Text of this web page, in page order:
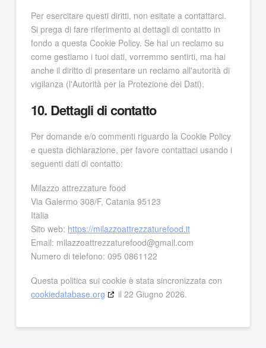
Per esercitare questi diritti, non esitate a contattarci.
Si prega di fare riferimento ai dettagli di contatto in
fondo a questa Cookie Policy. Se hai un reclamo su
come gestiamo i tuoi dati, vorremmo sentirti, ma hai
anche il diritto di presentare un reclamo all'autorità di
vigilanza (l'Autorità per la Protezione dei Dati).
10. Dettagli di contatto
Per domande e/o commenti riguardo la Cookie Policy
e questa dichiarazione, per favore contattaci usando i
seguenti dati di contatto:
Milazzo attrezzature food
Via Galermo 308/F, Catania 95123
Italia
Sito web: https://milazzoattrezzaturefood.it
Email: milazzoattrezzaturefood@gmail.com
Numero di telefono: 095 0861122
Questa politica sui cookie è stata sincronizzata con
cookiedatabase.org
il 22 Giugno 2026.